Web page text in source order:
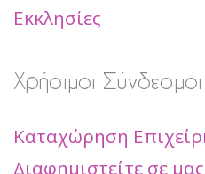
Εκκλησίες
Χρήσιμοι Σύνδεσμοι
Καταχώρηση
Διαφημιστείτε σε μας